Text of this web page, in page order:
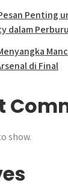
Penting
dalam
di Final
show.